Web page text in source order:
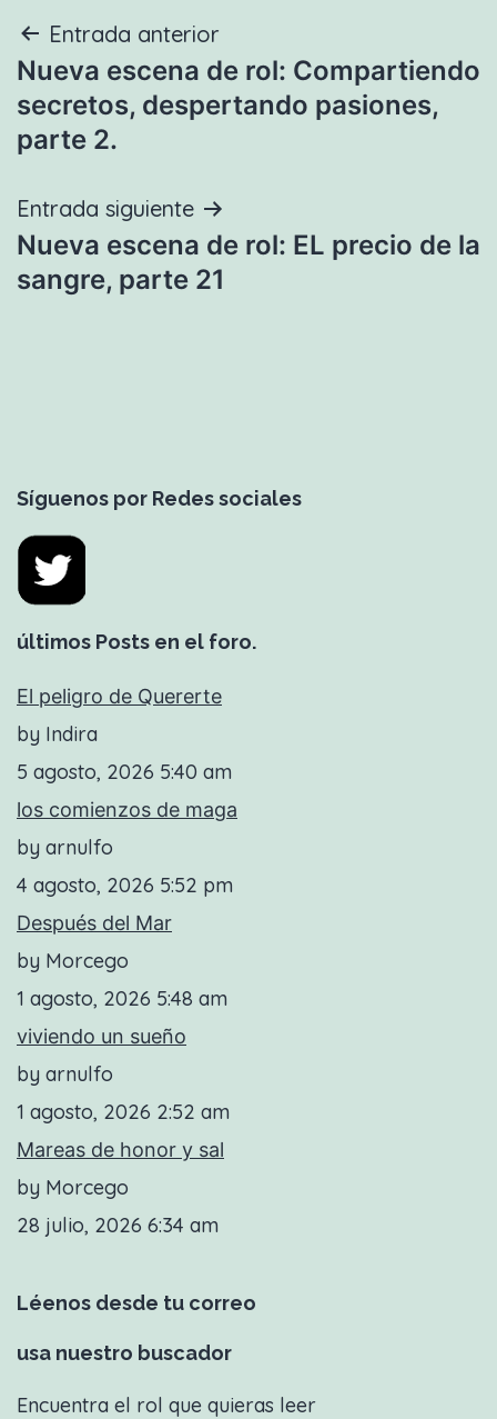
Navegación
de
entradas
Entrada anterior
Nueva escena de rol: Compartiendo
secretos, despertando pasiones,
parte 2.
Entrada siguiente
Nueva escena de rol: EL precio de la
sangre, parte 21
Síguenos por Redes sociales
últimos Posts en el foro.
El peligro de Quererte
by Indira
5 agosto, 2026 5:40 am
los comienzos de maga
by arnulfo
4 agosto, 2026 5:52 pm
Después del Mar
by Morcego
1 agosto, 2026 5:48 am
viviendo un sueño
by arnulfo
1 agosto, 2026 2:52 am
Mareas de honor y sal
by Morcego
28 julio, 2026 6:34 am
Léenos desde tu correo
usa nuestro buscador
Encuentra el rol que quieras leer